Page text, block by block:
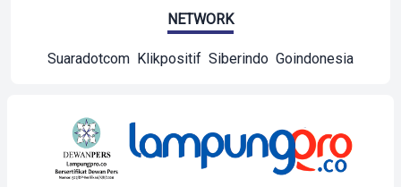
NETWORK
Suaradotcom Klikpositif Siberindo Goindonesia